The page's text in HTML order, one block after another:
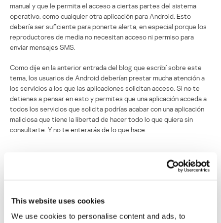
This website uses cookies
We use cookies to personalise content and ads, to
manual y que le permita el acceso a ciertas partes del sistema
operativo, como cualquier otra aplicación para Android. Esto
debería ser suficiente para ponerte alerta, en especial porque los
reproductores de media no necesitan acceso ni permiso para
enviar mensajes SMS.
Como dije en la anterior entrada del blog que escribí sobre este
tema, los usuarios de Android deberían prestar mucha atención a
los servicios a los que las aplicaciones solicitan acceso. Si no te
detienes a pensar en esto y permites que una aplicación acceda a
todos los servicios que solicita podrías acabar con una aplicación
maliciosa que tiene la libertad de hacer todo lo que quiera sin
consultarte. Y no te enterarás de lo que hace.
Cibercriminales propagan el troyano de
SMS para Android con técnicas SEO
campos obligatorios están marcados con